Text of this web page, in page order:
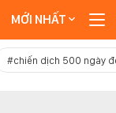
MỚI NHẤT
#chiến dịch 500 ngày